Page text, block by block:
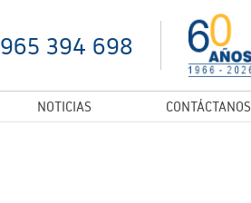
965 394 698
NOTICIAS CONTÁCTANOS